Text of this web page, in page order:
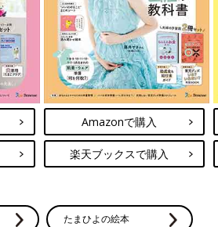
Amazonで購入
楽天ブックスで購入
たまひよの絵本